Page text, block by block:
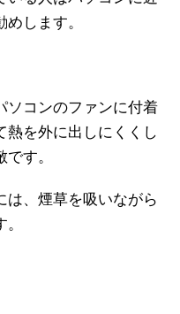
します。
ソコンのファンに付着
熱を外に出しにくくし
す。
は、煙草を吸いながら